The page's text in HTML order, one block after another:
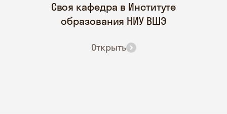
Своя кафедра в Институте
образования НИУ ВШЭ
Открыть